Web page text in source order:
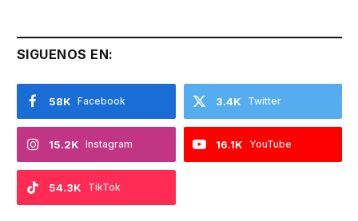
SIGUENOS EN:
Facebook
58K Twitter
3.4K
Instagram
15.2K YouTube
16.1K
TikTok
54.3K